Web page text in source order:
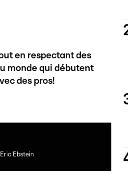
en respectant des
monde qui débutent
des pros!
Ebstein